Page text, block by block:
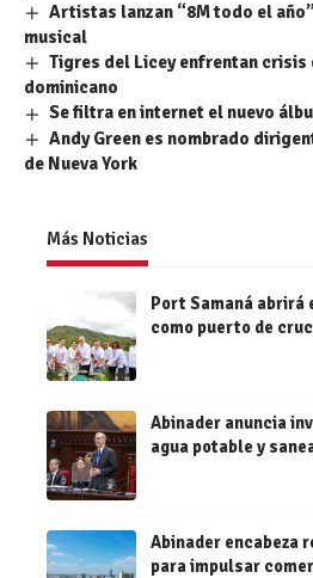
Artistas lanzan “8M todo el
musical
Tigres del Licey enfrentan crisis
dominicano
Se filtra en internet el nuevo
Andy Green es nombrado
de Nueva York
Más Noticias
Port Samaná abrirá
como puerto de
Abinader anuncia
agua potable y
Abinader encabeza
para impulsar